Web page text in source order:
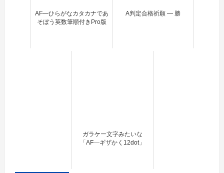
AF―ひらがなカタカナであ
そぼう英数筆順付きPro版
A判定合格祈願 ― 勝
ガラケー文字みたいな
「AF―ギザかく12dot」